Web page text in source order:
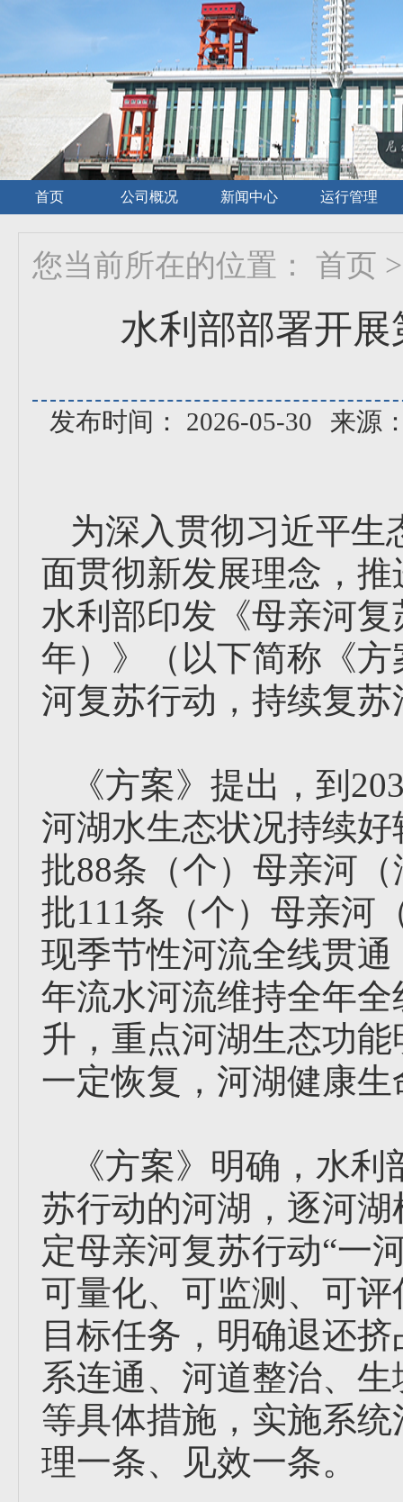
首页 公司概况 新闻中心 运行管理
您当前所在的位置： 首页 >
水利部部署开
发布时间： 2026-05-30 来源
为深入贯彻习近平生
面贯彻新发展理念，
水利部印发《母亲河
年）》（以下简称《
河复苏行动，持续复
《方案》提出，到
河湖水生态状况持续
批88条（个）母亲河
批111条（个）母亲河
现季节性河流全线贯
年流水河流维持全年
升，重点河湖生态功
一定恢复，河湖健康
《方案》明确，水
苏行动的河湖，逐河
定母亲河复苏行动“一
可量化、可监测、可
目标任务，明确退还
系连通、河道整治、
等具体措施，实施系
理一条、见效一条。